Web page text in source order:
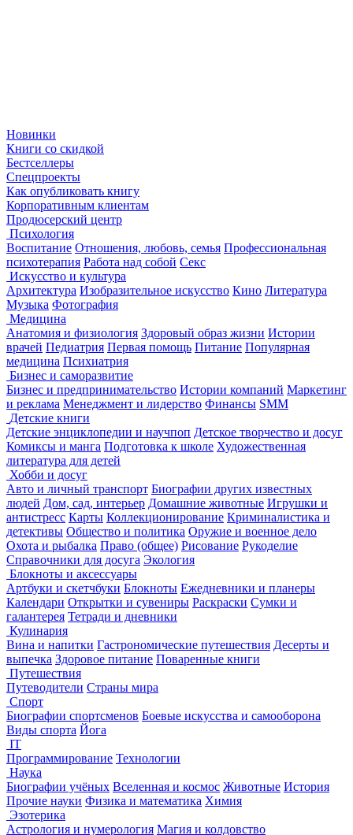
Новинки
Книги со скидкой
Бестселлеры
Спецпроекты
Как опубликовать книгу
Корпоративным клиентам
Продюсерский центр
Психология
Воспитание Отношения, любовь, семья Профессиональная
психотерапия Работа над собой Секс
Искусство и культура
Архитектура Изобразительное искусство Кино Литература
Музыка Фотография
Медицина
Анатомия и физиология Здоровый образ жизни Истории
врачей Педиатрия Первая помощь Питание Популярная
медицина Психиатрия
Бизнес и саморазвитие
Бизнес и предпринимательство Истории компаний Маркетинг
и реклама Менеджмент и лидерство Финансы SMM
Детские книги
Детские энциклопедии и научпоп Детское творчество и досуг
Комиксы и манга Подготовка к школе Художественная
литература для детей
Хобби и досуг
Авто и личный транспорт Биографии других известных
людей Дом, сад, интерьер Домашние животные Игрушки и
антистресс Карты Коллекционирование Криминалистика и
детективы Общество и политика Оружие и военное дело
Охота и рыбалка Право (общее) Рисование Рукоделие
Справочники для досуга Экология
Блокноты и аксессуары
Артбуки и скетчбуки Блокноты Ежедневники и планеры
Календари Открытки и сувениры Раскраски Сумки и
галантерея Тетради и дневники
Кулинария
Вина и напитки Гастрономические путешествия Десерты и
выпечка Здоровое питание Поваренные книги
Путешествия
Путеводители Страны мира
Спорт
Биографии спортсменов Боевые искусства и самооборона
Виды спорта Йога
IT
Программирование Технологии
Наука
Биографии учёных Вселенная и космос Животные История
Прочие науки Физика и математика Химия
Эзотерика
Астрология и нумерология Магия и колдовство